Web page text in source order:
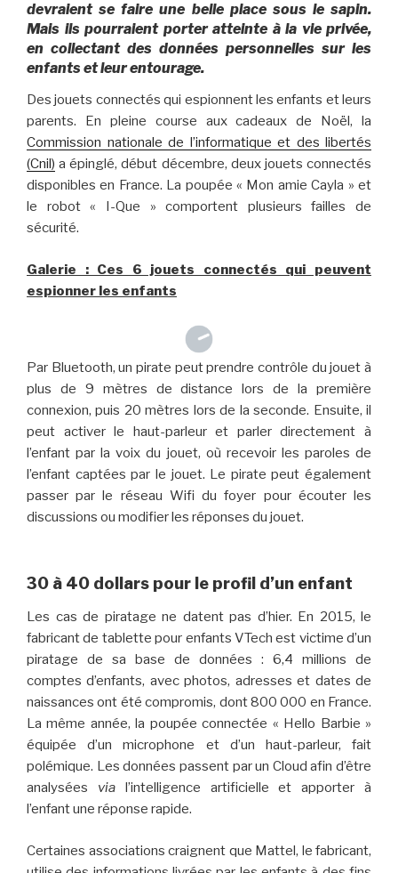
devraient se faire une belle place sous le sapin.
Mais ils pourraient porter atteinte à la vie privée,
en collectant des données personnelles sur les
enfants et leur entourage.
Des jouets connectés qui espionnent les enfants et leurs
parents. En pleine course aux cadeaux de Noël, la
Commission nationale de l’informatique et des libertés
(Cnil) a épinglé, début décembre, deux jouets connectés
disponibles en France. La poupée « Mon amie Cayla » et
le robot « I-Que » comportent plusieurs failles de
sécurité.
Galerie : Ces 6 jouets connectés qui peuvent
espionner les enfants
Par Bluetooth, un pirate peut prendre contrôle du jouet à
plus de 9 mètres de distance lors de la première
connexion, puis 20 mètres lors de la seconde. Ensuite, il
peut activer le haut-parleur et parler directement à
l’enfant par la voix du jouet, où recevoir les paroles de
l’enfant captées par le jouet. Le pirate peut également
passer par le réseau Wifi du foyer pour écouter les
discussions ou modifier les réponses du jouet.
30 à 40 dollars pour le profil d’un enfant
Les cas de piratage ne datent pas d’hier. En 2015, le
fabricant de tablette pour enfants VTech est victime d’un
piratage de sa base de données : 6,4 millions de
comptes d’enfants, avec photos, adresses et dates de
naissances ont été compromis, dont 800 000 en France.
La même année, la poupée connectée « Hello Barbie »
équipée d’un microphone et d’un haut-parleur, fait
polémique. Les données passent par un Cloud afin d’être
analysées vial’intelligence artificielle et apporter à
l’enfant une réponse rapide.
Certaines associations craignent que Mattel, le fabricant,